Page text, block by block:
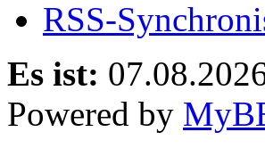
RSS-
Es ist:
Powered by